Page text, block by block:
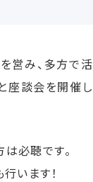
を営み、多方で活
座談会を開催し
必聴です。
います！